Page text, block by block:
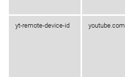
yt-remote-device-id youtube.com